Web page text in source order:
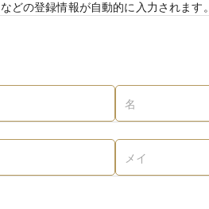
どの登録情報が自動的に入力されます。